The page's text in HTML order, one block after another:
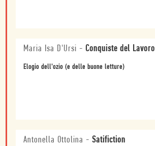
Maria Isa D'Ursi - Conquiste del Lavoro
Elogio dell'ozio (e delle buone letture)
Antonella Ottolina - Satifiction